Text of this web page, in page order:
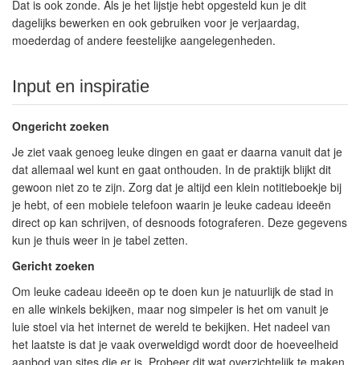
Dat is ook zonde. Als je het lijstje hebt opgesteld kun je dit
dagelijks bewerken en ook gebruiken voor je verjaardag,
moederdag of andere feestelijke aangelegenheden.
Input en inspiratie
Ongericht zoeken
Je ziet vaak genoeg leuke dingen en gaat er daarna vanuit dat je
dat allemaal wel kunt en gaat onthouden. In de praktijk blijkt dit
gewoon niet zo te zijn. Zorg dat je altijd een klein notitieboekje bij
je hebt, of een mobiele telefoon waarin je leuke cadeau ideeën
direct op kan schrijven, of desnoods fotograferen. Deze gegevens
kun je thuis weer in je tabel zetten.
Gericht zoeken
Om leuke cadeau ideeën op te doen kun je natuurlijk de stad in
en alle winkels bekijken, maar nog simpeler is het om vanuit je
luie stoel via het internet de wereld te bekijken. Het nadeel van
het laatste is dat je vaak overweldigd wordt door de hoeveelheid
aanbod van sites die er is. Probeer dit wat overzichtelijk te maken